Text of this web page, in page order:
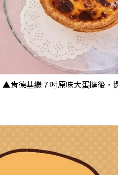
▲肯德基繼７吋原味大蛋撻後，